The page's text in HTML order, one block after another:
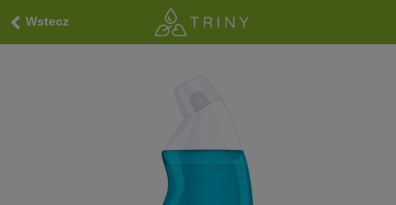
Wstecz